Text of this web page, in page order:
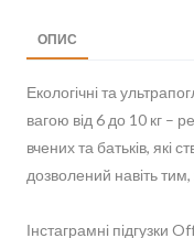
ОПИС
Екологічні та
вагою від 6 до 10 кг –
вчених та батьків, які
дозволений навіть
Інстаграмні підгузки